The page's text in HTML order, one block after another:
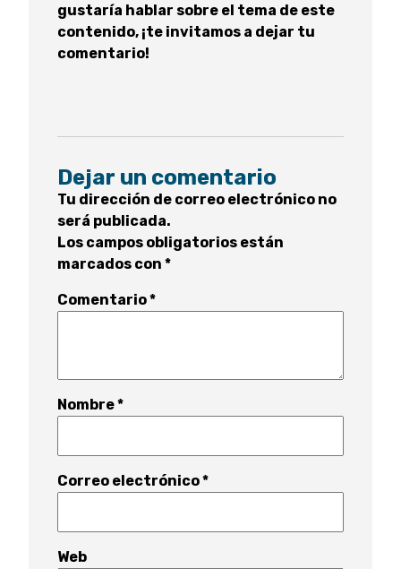
gustaría hablar sobre el tema de este
contenido, ¡te invitamos a dejar tu
comentario!
Dejar un comentario
Tu dirección de correo electrónico no
será publicada.
Los campos obligatorios están
marcados con *
Comentario*
Nombre*
Correo electrónico*
Web